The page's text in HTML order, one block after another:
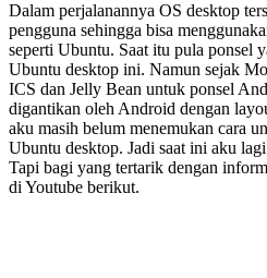
Dalam perjalanannya OS desktop
pengguna sehingga bisa
seperti Ubuntu. Saat itu pula ponsel
Ubuntu desktop ini. Namun sejak
ICS dan Jelly Bean untuk ponsel
digantikan oleh Android dengan
aku masih belum menemukan cara
Ubuntu desktop. Jadi saat ini aku
Tapi bagi yang tertarik dengan
di Youtube berikut.